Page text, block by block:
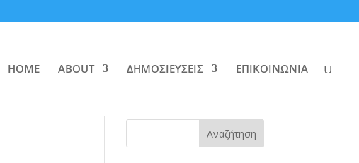
HOME ABOUT ΔΗΜΟΣΙΕΥΣΕΙΣ ΕΠΙΚΟΙΝΩΝΙΑ